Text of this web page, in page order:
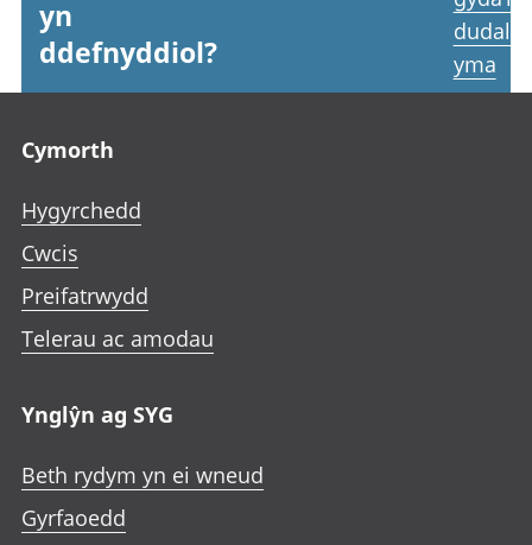
yn
ddefnyddiol?
yma
Cymorth
Hygyrchedd
Cwcis
Preifatrwydd
Telerau ac amodau
Ynglŷn ag SYG
Beth rydym yn ei wneud
Gyrfaoedd